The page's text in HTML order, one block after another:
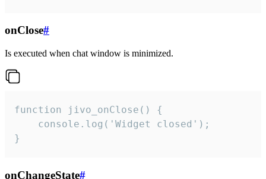
onClose#
Is executed when chat window is minimized.
function jivo_onClose() {
    console.log('Widget closed');
}
onChangeState#